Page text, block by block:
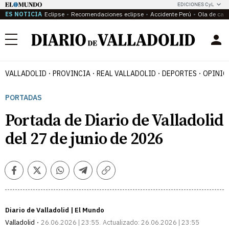
EDICIONES CyL
ES NOTICIA Eclipse Recomendaciones eclipse Accidente Perú Ola de
Menú
VALLADOLID PROVINCIA REAL VALLADOLID DEPORTES
PORTADAS
Portada de Diario de Valladolid
del 27 de junio de 2026
FacebookTwitterWhatsappTelegramCopiar
Diario de Valladolid | El Mundo
Valladolid
26.06.2026 | 23:55 Actualizado: 26.06.2026 | 23:55